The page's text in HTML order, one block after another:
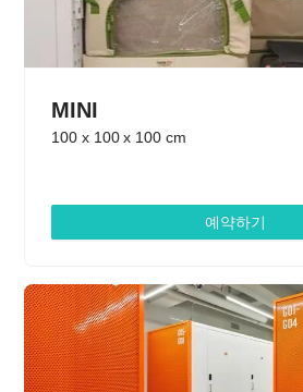
MINI
100 x 100x 100cm
예약하기